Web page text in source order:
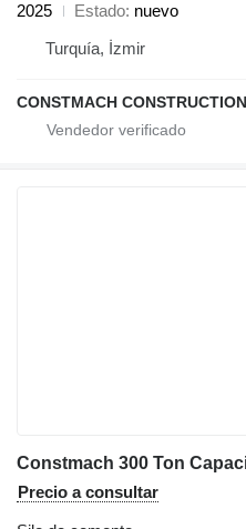
2025
Estado nuevo
Turquía, İzmir
CONSTMACH
Constmach 300 Ton
Precio a consultar